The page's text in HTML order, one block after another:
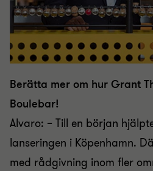
Berätta mer om hur Grant
Boulebar!
Alvaro: – Till en början
lanseringen i Köpenhamn.
med rådgivning inom fler